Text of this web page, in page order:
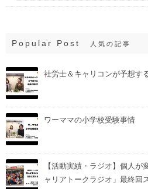
Popular Post 人気の記事
社労士＆キャリコンが予想す
ワーママの小学校受験事情
【活動実績・ラジオ】個人
ャリアトークラジオ」最終回